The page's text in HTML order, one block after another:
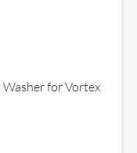
Washer for Vortex